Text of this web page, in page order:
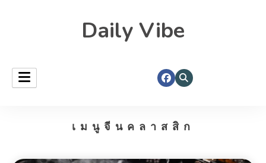
Daily Vibe
เมนูจีนคลาสสิก